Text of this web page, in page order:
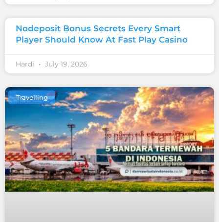
Nodeposit Bonus Secrets Every Smart
Player Should Know At Fast Play Casino
Hardi July 19, 2026
Travelling